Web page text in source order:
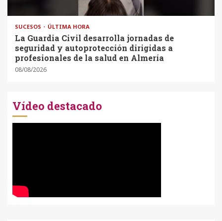
SUCESOS ÚLTIMA HORA
La Guardia Civil desarrolla jornadas de
seguridad y autoprotección dirigidas a
profesionales de la salud en Almería
08/08/2026
Vídeo destacado